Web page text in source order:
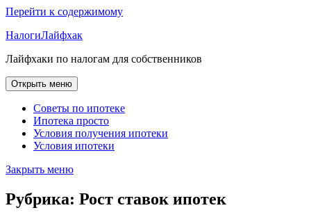
Перейти к содержимому
НалогиЛайфхак
Лайфхаки по налогам для собственников
Открыть меню
Советы по ипотеке
Ипотека просто
Условия получения ипотеки
Условия ипотеки
Закрыть меню
Рубрика: Рост ставок ипотек